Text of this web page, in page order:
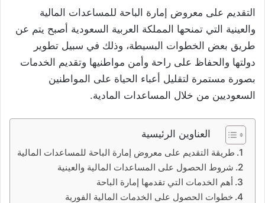
التقديم على معروض إمارة الباحة للمساعدات المالية
والعينية التي تمنحها المملكة العربية السعودية أصبح يتم عن
طريق بعض الخطوات البسيطة، وذلك في سبيل تطوير
دولتها والحفاظ على راحة وأمن مواطنيها وتقديم الخدمات
بصورة مستمرة لتقليل أعباء الحياة على المواطنين
السعوديين من خلال المساعدات المادية.
العناوين الرئيسية
طريقة التقديم على معروض إمارة الباحة للمساعدات المالية
شروط الحصول على المساعدات المالية والعينية
أهم الخدمات التي تقدمها إمارة الباحة
خطوات الحصول على الخدمات المالية الفورية